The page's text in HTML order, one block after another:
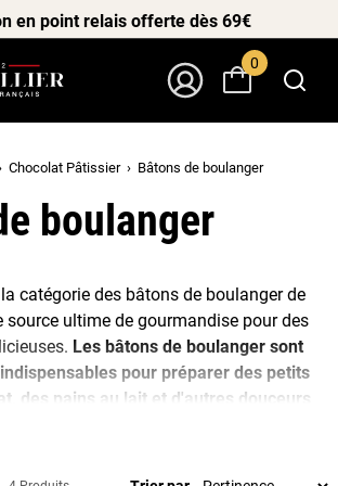
en point relais offerte dès 69€
0
Chocolat Pâtissier Bâtons de boulanger
boulanger
catégorie des bâtons de boulanger de
source ultime de gourmandise pour des
Les bâtons de boulanger sont
pour préparer des petits
des pains au lait et d'autres douceurs
papilles.
vous trouverez une sélection de